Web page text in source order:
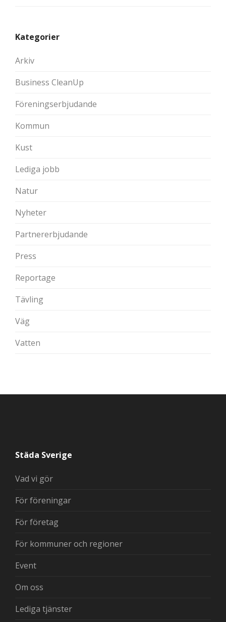
Kategorier
Arkiv
Business CleanUp
Föreningserbjudande
Kommun
Kust
Lediga jobb
Natur
Nyheter
Partnererbjudande
Press
Reportage
Tävling
Väg
Vatten
Städa Sverige
Vad vi gör
För föreningar
För företag
För kommuner och regioner
Event
Om oss
Lediga tjänster